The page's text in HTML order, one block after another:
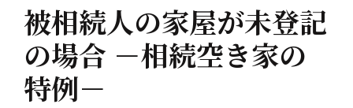
被相続人の家屋が未登記
の場合 －相続空き家の
特例－